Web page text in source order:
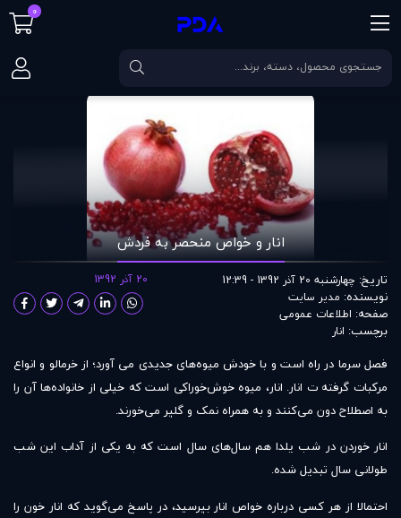
صفحه اصلی مقالات انار و خواص منحصر به فردش
انار و خواص منحصر به فردش
تاریخ: چهارشنبه 20 آذر 1392 - 12:39
نویسنده: مدير سايت
صفحه: اطلاعات عمومی
برچسب: انار
20 آذر 1392
فصل سرما در راه است و با خودش میوه‌های جدیدی می آورد؛ از خرمالو و انواع
مرکبات گرفته ت انار. انار، میوه‌ خوش‌خوراکی است که خیلی از خانواده‌ها آن را
به اصطلاح دون می‌کنند و به همراه نمک و گلپر می‌خورند.
انار خوردن در شب یلدا هم سال‌های سال است که به یکی از آداب این شب
طولانی سال تبدیل شده.
احتمالا از هر کسی درباره خواص انار بپرسید، در پاسخ می‌گوید که انار خون را
0